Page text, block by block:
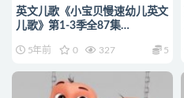
英文儿歌《小宝贝慢速幼儿英文
儿歌》第1-3季全87集
画片下载
5年前 0 327 5